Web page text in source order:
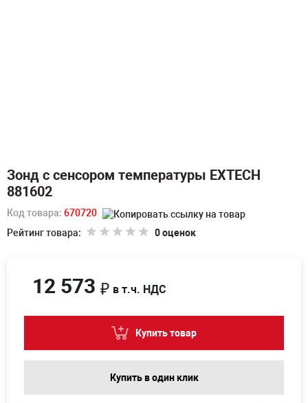
Зонд с сенсором температуры EXTECH
881602
Код товара: 670720
Рейтинг товара:
0 оценок
12 573 ₽ в т.ч. НДС
Купить товар
Купить в один клик